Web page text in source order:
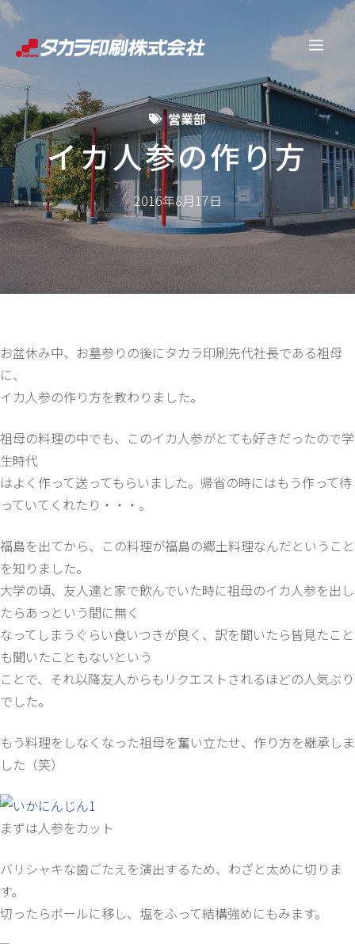
コ
ン
へ
ス
キ
プ
メ
ュ
ー
営業部
イカ人参の作り方
2016年8月17日
お盆休み中、お墓参りの後にタカラ印刷先代社長である祖母
に、
イカ人参の作り方を教わりました。
祖母の料理の中でも、このイカ人参がとても好きだったので学
生時代
はよく作って送ってもらいました。帰省の時にはもう作って待
っていてくれたり・・・。
福島を出てから、この料理が福島の郷土料理なんだということ
を知りました。
大学の頃、友人達と家で飲んでいた時に祖母のイカ人参を出し
たらあっという間に無く
なってしまうぐらい食いつきが良く、訳を聞いたら皆見たこと
も聞いたこともないという
ことで、それ以降友人からもリクエストされるほどの人気ぶり
でした。
もう料理をしなくなった祖母を奮い立たせ、作り方を継承しま
した（笑）
まずは人参をカット
バリシャキな歯ごたえを演出するため、わざと太めに切りま
す。
切ったらボールに移し、塩をふって結構強めにもみます。